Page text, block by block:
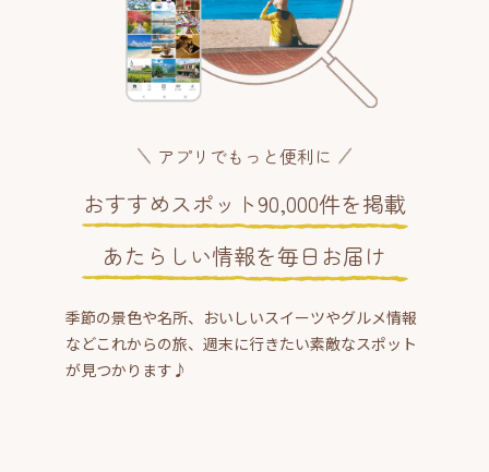
アプリでもっと便利に
おすすめスポット90,000件を掲載
あたらしい情報を毎日お届け
季節の景色や名所、おいしいスイーツやグルメ情報
などこれからの旅、週末に行きたい素敵なスポット
が見つかります♪